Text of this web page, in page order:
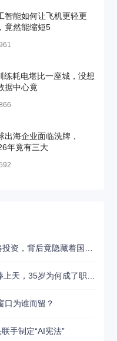
智能如何让飞机更轻更
竟然能缩短5
练耗电堪比一座城，没想
据中心竟
出海企业面临洗牌，
年竟有三大
口为谁而留？
手制定“AI宪法”